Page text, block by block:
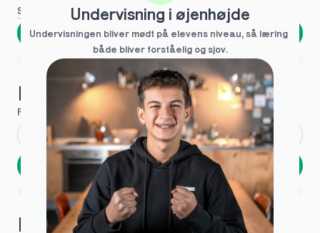
Se flere
Næste
Spring over
1 ud af 9 for at finde den rette tutor
Hvad hedder du?
Fornavn Efternavn
Næste
Opbevares sikkert - oplysninger deles aldrig
1 ud af 9 for at finde den rette tutor
Hvordan kontakter vi dig?
Undervisning i øjenhøjde
Undervisningen bliver mødt på elevens niveau, så læring
både bliver forståelig og sjov.